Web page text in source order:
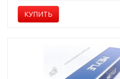
КУПИТЬ